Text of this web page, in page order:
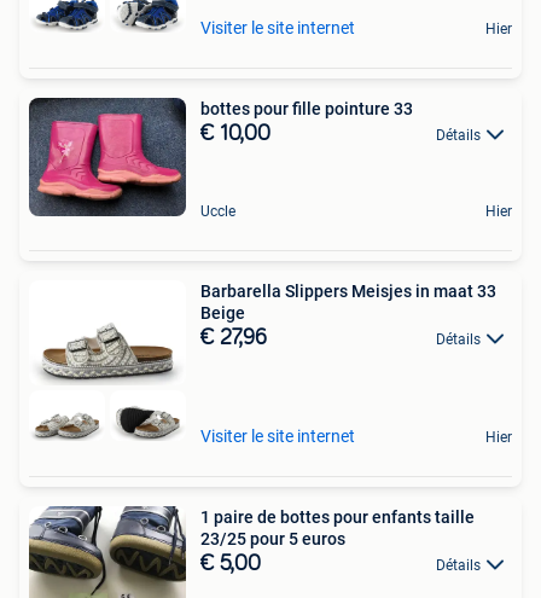
Visiter le site internet Hier
bottes pour fille pointure 33
€ 10,00 Détails
Uccle Hier
Barbarella Slippers Meisjes in maat 33
Beige
€ 27,96 Détails
Visiter le site internet Hier
1 paire de bottes pour enfants taille
23/25 pour 5 euros
€ 5,00 Détails